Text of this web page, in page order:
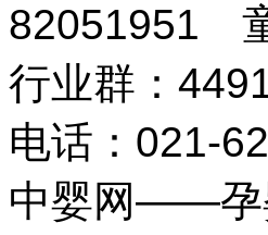
82051951
行业群：
电话：021-
中婴网——孕